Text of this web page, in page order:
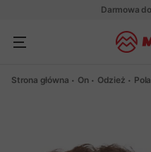
Darmowa
Strona główna On Odzież